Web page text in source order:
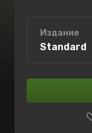
Издание
Standard